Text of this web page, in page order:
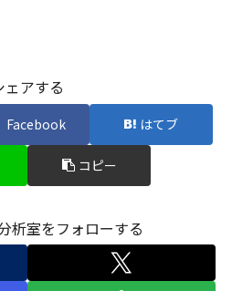
ェアする
Facebook はてブ
コピー
析室をフォローする